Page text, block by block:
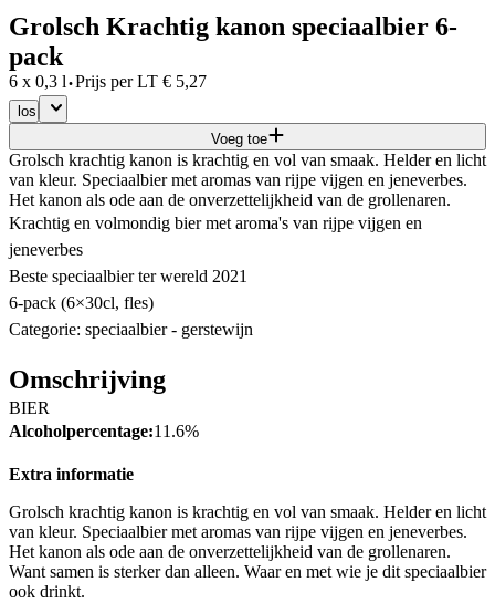
Grolsch Krachtig kanon speciaalbier 6-
pack
6 x 0,3 l·Prijs per LT € 5,27
los
Voeg toe
Grolsch krachtig kanon is krachtig en vol van smaak. Helder en licht
van kleur. Speciaalbier met aromas van rijpe vijgen en jeneverbes.
Het kanon als ode aan de onverzettelijkheid van de grollenaren.
Krachtig en volmondig bier met aroma's van rijpe vijgen en
jeneverbes
Beste speciaalbier ter wereld 2021
6-pack (6×30cl, fles)
Categorie: speciaalbier - gerstewijn
Omschrijving
BIER
Alcoholpercentage:11.6%
Extra informatie
Grolsch krachtig kanon is krachtig en vol van smaak. Helder en licht
van kleur. Speciaalbier met aromas van rijpe vijgen en jeneverbes.
Het kanon als ode aan de onverzettelijkheid van de grollenaren.
Want samen is sterker dan alleen. Waar en met wie je dit speciaalbier
ook drinkt.